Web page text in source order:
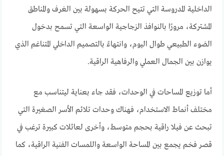
الداخلية المدروسة التي تتيح الحركة بسهولة بين الغرف والمناطق
المشتركة، مرورًا بالنوافذ الزجاجية الواسعة التي تسمح بدخول
الضوء الطبيعي طوال اليوم، وانتهاءً بالتصميم الداخلي المتناغم الذي
يوازن بين الجمال العملي والرفاهية الراقية.
أما توزيع المساحات في الوحدات، فقد جاء بعناية ليتناسب مع
مختلف أنماط الاستخدام، فهناك وحدات تلائم الأسر الصغيرة التي
تبحث عن فيلا راقية بحجم متوسط، وأخرى لعائلات كبيرة ترغب في
قصر فخم يجمع بين المساحة الواسعة واللمسات الفنية الراقية، كما